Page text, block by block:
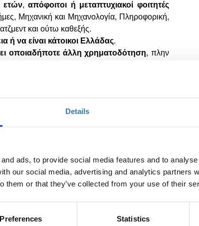
Details
ads, to provide social media features and to
our social media, advertising and analytics partners
them or that they’ve collected from your use of their
Preferences Statistics
ετών,απόφοιτοι ή μεταπτυχιακοί φοιτητές
Μηχανική και Μηχανολογία, Πληροφορική,
και ούτω καθεξής.
ή να είναι κάτοικοι Ελλάδας.
οποιαδήποτε άλλη χρηματοδότηση, πλην
και οικογένεια (που δεν υπερβαίνει τα
εταιρείας,
αίτησης συμμετοχής στο πρόγραμμα.
σε προϊόντα και υπηρεσίες που είναι
Idea Platform, όπως:
(hotel management, revenue management,
& services, operation toolsκ. τ.λ.),
τουριστικών γραφείων (booking engines &
και εκδηλώσεις (
advanced booking